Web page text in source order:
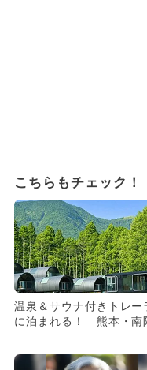
こちらもチェック！
温泉＆サウナ付きトレー
に泊まれる！ 熊本・南